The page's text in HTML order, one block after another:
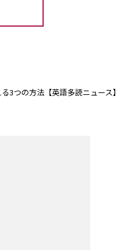
3つの方法【英語多読ニュース】